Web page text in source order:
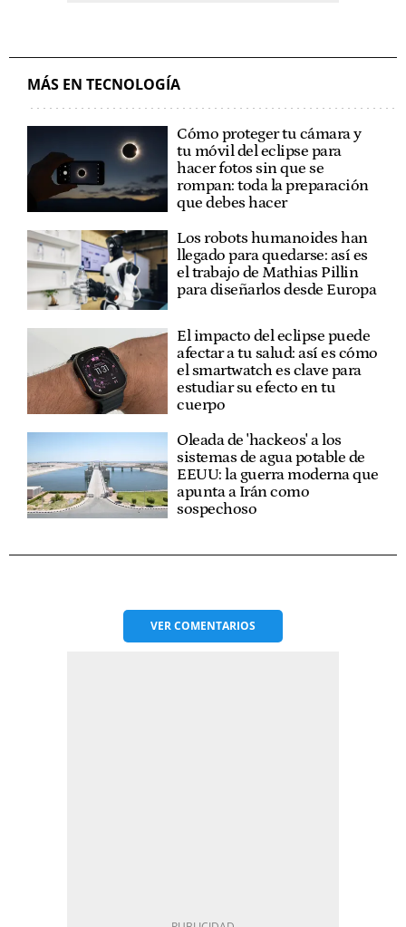
MÁS EN TECNOLOGÍA
Cómo proteger tu cámara y
tu móvil del eclipse para
hacer fotos sin que se
rompan: toda la preparación
que debes hacer
Los robots humanoides han
llegado para quedarse: así es
el trabajo de Mathias Pillin
para diseñarlos desde Europa
El impacto del eclipse puede
afectar a tu salud: así es cómo
el smartwatch es clave para
estudiar su efecto en tu
cuerpo
Oleada de 'hackeos' a los
sistemas de agua potable de
EEUU: la guerra moderna que
apunta a Irán como
sospechoso
VERCOMENTARIOS